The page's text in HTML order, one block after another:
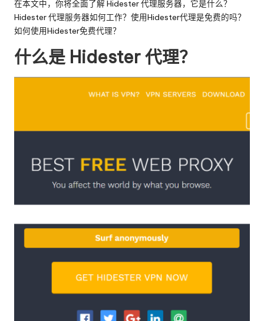
x
y
在本文中，你将全面了解 Hidester 代理服务器，它是什么？
Hidester 代理服务器如何工作？使用Hidester代理是免费的吗？
如何使用Hidester免费代理？
什么是 Hidester 代理？